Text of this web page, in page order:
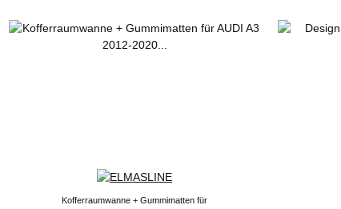
Kofferraumwanne + Gummimatten für